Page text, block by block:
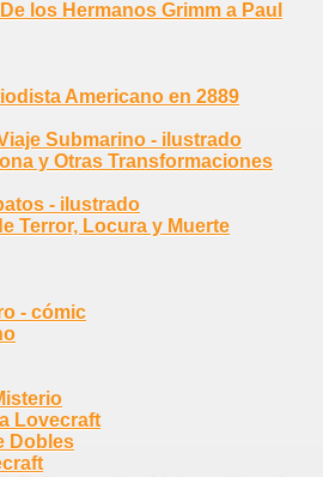
los Hermanos Grimm a Paul
Americano en 2889
Submarino - ilustrado
y Otras Transformaciones
- ilustrado
Terror, Locura y Muerte
- cómic
Lovecraft
Dobles